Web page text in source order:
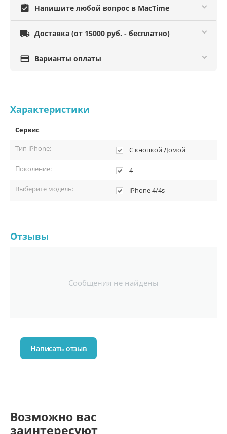
assignment_turned_in Напишите любой вопрос в MacTime
 Доставка (от 15000 руб. - бесплатно)
 Варианты оплаты
Характеристики
Сервис
Тип iPhone:
С кнопкой Домой
Поколение: 4
Выберите модель: iPhone 4/4s
Отзывы
Сообщения не найдены
Написать отзыв
Возможно вас
заинтересуют